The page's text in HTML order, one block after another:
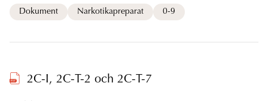
Dokument Narkotikapreparat 0-9
2C-I, 2C-T-2 och 2C-T-7